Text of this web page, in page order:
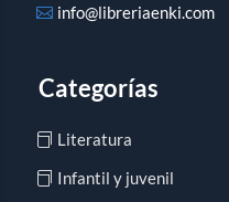
info@libreriaenki.com
Categorías
Literatura
Infantil y juvenil